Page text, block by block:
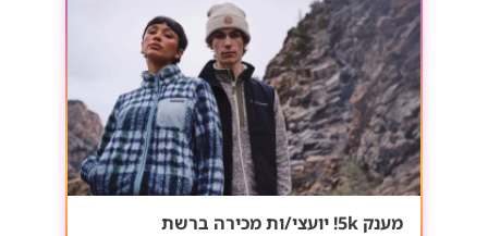
מענק 5k! יועצי/ות מכירה ברשת